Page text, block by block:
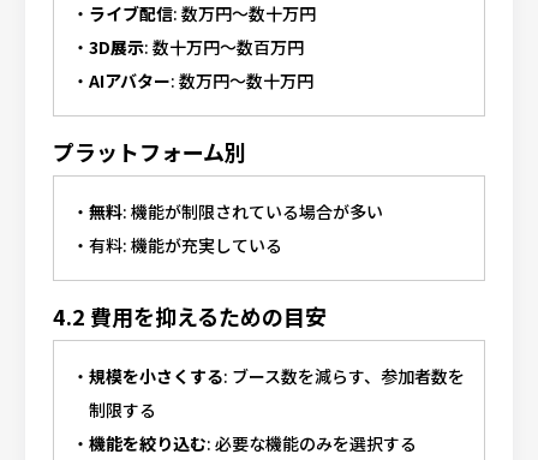
ライブ配信: 数万円～数十万円
3D展示: 数十万円～数百万円
AIアバター: 数万円～数十万円
プラットフォーム別
無料: 機能が制限されている場合が多い
有料: 機能が充実している
4.2 費用を抑えるための目安
規模を小さくする: ブース数を減らす、参加者数を
制限する
機能を絞り込む: 必要な機能のみを選択する